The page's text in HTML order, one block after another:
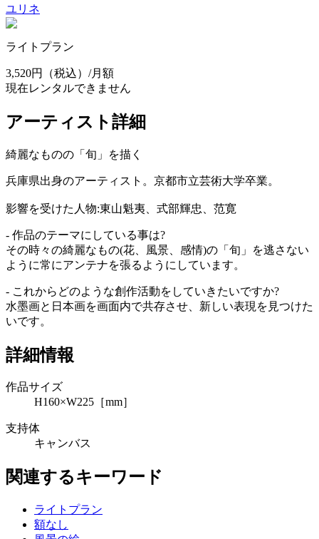
ユリネ
ライトプラン
3,520円
（税込）/月額
現在レンタルできません
アーティスト詳細
綺麗なものの「旬」を描く
兵庫県出身のアーティスト。京都市立芸術大学卒業。
影響を受けた人物:東山魁夷、式部輝忠、范寛
- 作品のテーマにしている事は?
その時々の綺麗なもの(花、風景、感情)の「旬」を逃さない
ように常にアンテナを張るようにしています。
- これからどのような創作活動をしていきたいですか?
水墨画と日本画を画面内で共存させ、新しい表現を見つけた
いです。
詳細情報
作品サイズ
H160×W225［mm］
支持体
キャンバス
関連するキーワード
ライトプラン
額なし